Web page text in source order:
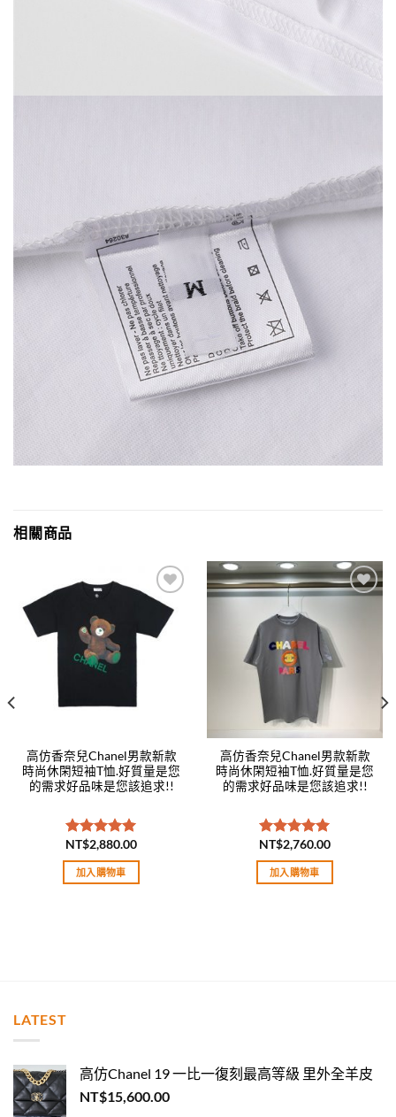
相關商品
Add to
wishlist
高仿香奈兒Chanel男款新款
時尚休閑短袖T恤.好質量是您
的需求好品味是您該追求!!
評分5.00
滿分 5
NT$2,880.00
加入購物車
高仿香奈兒Chanel男款新款
時尚休閑短袖T恤.好質量是您
的需求好品味是您該追求!!
評分5.00
滿分 5
NT$2,760.00
加入購物車
LATEST
高仿Chanel 19 一比一復刻最高等級 里外全羊皮
NT$15,600.00